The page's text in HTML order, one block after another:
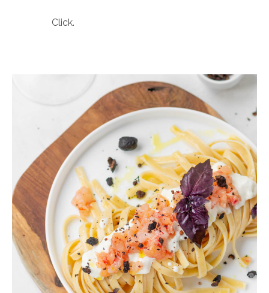
Click.